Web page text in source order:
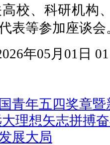
校、科研机构
表等参加座谈会
年05月01日
青年五四奖章
理想矢志拼搏
展大局